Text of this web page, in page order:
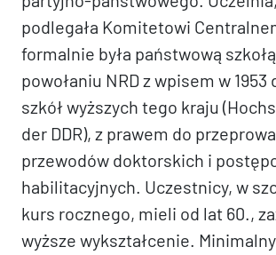
podlegała Komitetowi
formalnie była państwową
powołaniu NRD z wpisem w
szkół wyższych tego kraju
der DDR), z prawem do
przewodów doktorskich i
habilitacyjnych. Uczestnicy, w
kurs rocznego, mieli od lat 60.,
wyższe wykształcenie.